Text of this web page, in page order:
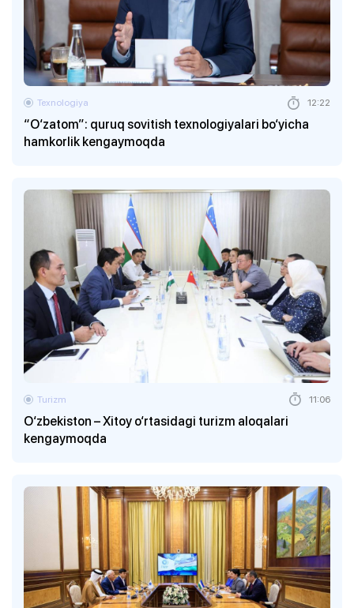
“O‘zatom”: quruq sovitish texnologiyalari bo‘yicha
hamkorlik kengaymoqda
Texnologiya 12:22
O‘zbekiston – Xitoy o‘rtasidagi turizm aloqalari
kengaymoqda
Turizm 11:06